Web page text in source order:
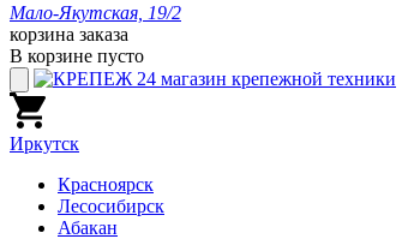
Мало-Якутская, 19/2
корзина заказа
В корзине пусто
Иркутск
Красноярск
Лесосибирск
Абакан